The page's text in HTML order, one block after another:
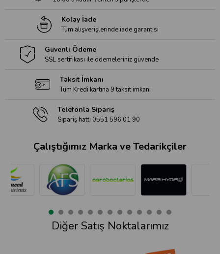
Kolay İade
Tüm alışverişlerinde iade garantisi
Güvenli Ödeme
SSL sertifikası ile ödemeleriniz güvende
Taksit İmkanı
Tüm Kredi kartına 9 taksit imkanı
Telefonla Sipariş
Sipariş hattı 0551 596 01 90
Çalıştığımız Marka ve Tedarikçiler
Diğer Satış Noktalarımız